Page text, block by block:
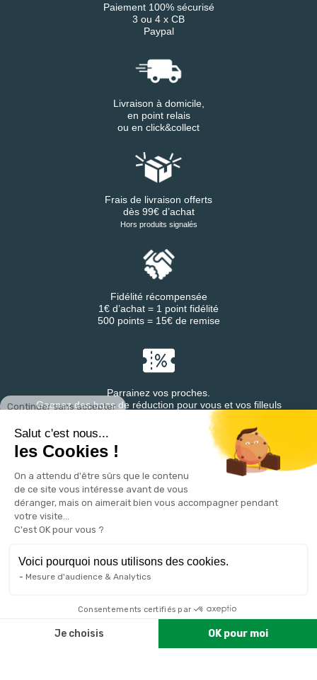
Continuer sans accepter
Salut c'est nous...
les Cookies !
On a attendu d'être sûrs que le contenu
de ce site vous intéresse avant de vous
déranger, mais on aimerait bien vous accompagner pendant
votre visite...
C'est OK pour vous ?
Voici pourquoi nous utilisons des cookies.
Mesure d'audience & Analytics
Consentements certifiés par
Je choisis
OK pour moi
Paiement 100% sécurisé
3 ou 4 x CB
Paypal
Livraison à domicile,
en point relais
ou en click&collect
Frais de livraison offerts
dès 99€ d’achat
Hors produits signalés
Fidélité récompensée
1€ d’achat = 1 point fidélité
500 points = 15€ de remise
Parrainez vos proches.
Gagnez des bons de réduction pour vous et vos filleuls
Retrouvez DESTINEA® sur
PRODUITS